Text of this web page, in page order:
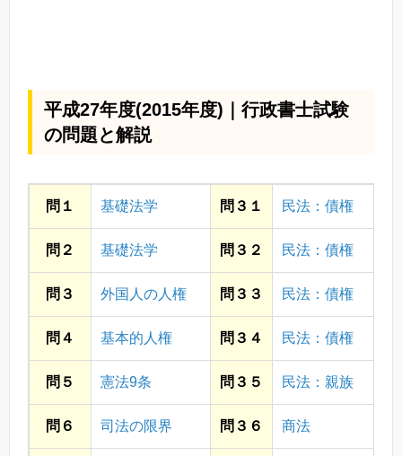
平成27年度(2015年度)｜行政書士試験
の問題と解説
問１ 基礎法学 問３１ 民法：債権
問２ 基礎法学 問３２ 民法：債権
問３ 外国人の人権 問３３ 民法：債権
問４ 基本的人権 問３４ 民法：債権
問５ 憲法9条 問３５ 民法：親族
問６ 司法の限界 問３６ 商法